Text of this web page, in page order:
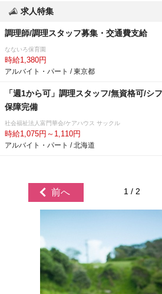
求人特集
調理師/調理スタッフ募集・交通費支給
なないろ保育園
時給1,380円
アルバイト・パート / 東京都
「週1から可」調理スタッフ/無資格可/シ
保障完備
社会福祉法人富門華会/ケアハウス サックル
時給1,075円～1,110円
アルバイト・パート / 北海道
前へ 1 / 2